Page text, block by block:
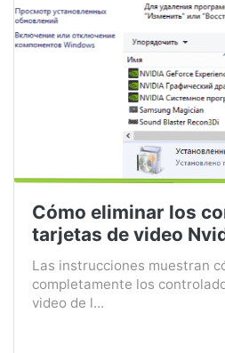
Cómo eliminar los
tarjetas de video
Las instrucciones muestran
completamente los
video de l...